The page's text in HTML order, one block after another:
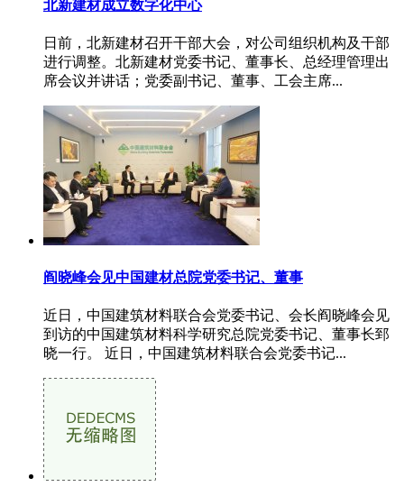
北新建材成立数字化中心
日前，北新建材召开干部大会，对公司组织机构及干部
进行调整。北新建材党委书记、董事长、总经理管理出
席会议并讲话；党委副书记、董事、工会主席...
阎晓峰会见中国建材总院党委书记、董事
近日，中国建筑材料联合会党委书记、会长阎晓峰会见
到访的中国建筑材料科学研究总院党委书记、董事长郅
晓一行。 近日，中国建筑材料联合会党委书记...